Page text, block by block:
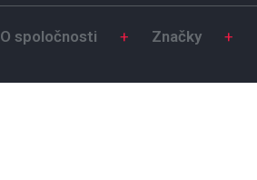
O spoločnosti + Značky +